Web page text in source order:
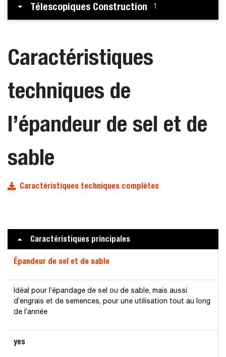
Télescopiques Construction 1
Caractéristiques
techniques de
l’épandeur de sel et de
sable
Caractéristiques techniques complètes
Caractéristiques principales
Épandeur de sel et de sable
Idéal pour l’épandage de sel ou de sable, mais aussi
d’engrais et de semences, pour une utilisation tout au long
de l’année
yes